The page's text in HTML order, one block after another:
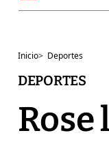
Inicio> Deportes
DEPORTES